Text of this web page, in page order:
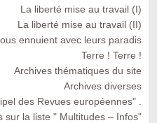
La liberté mise au travail (I)
La liberté mise au travail (II)
ennuient avec leurs paradis
Terre ! Terre !
Archives thématiques du site
Archives diverses
des Revues européennes" .
sur la liste " Multitudes – Infos"